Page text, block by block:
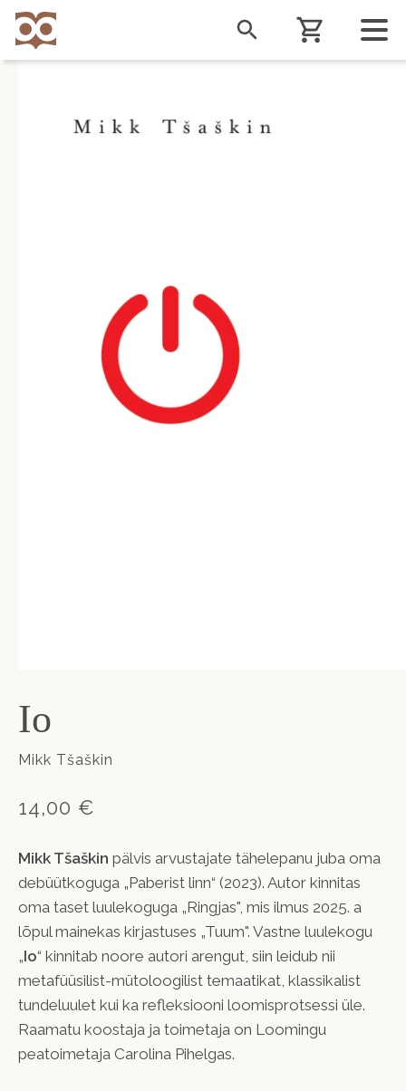
Liigu
edasi
põhisisu
juurde
Io
Mikk Tšaškin
14,00 €
Mikk Tšaškin pälvis arvustajate tähelepanu juba oma
debüütkoguga „Paberist linn“ (2023). Autor kinnitas
oma taset luulekoguga „Ringjas", mis ilmus 2025. a
lõpul mainekas kirjastuses „Tuum". Vastne luulekogu
„Io“ kinnitab noore autori arengut, siin leidub nii
metafüüsilist-mütoloogilist temaatikat, klassikalist
tundeluulet kui ka refleksiooni loomisprotsessi üle.
Raamatu koostaja ja toimetaja on Loomingu
peatoimetaja Carolina Pihelgas.